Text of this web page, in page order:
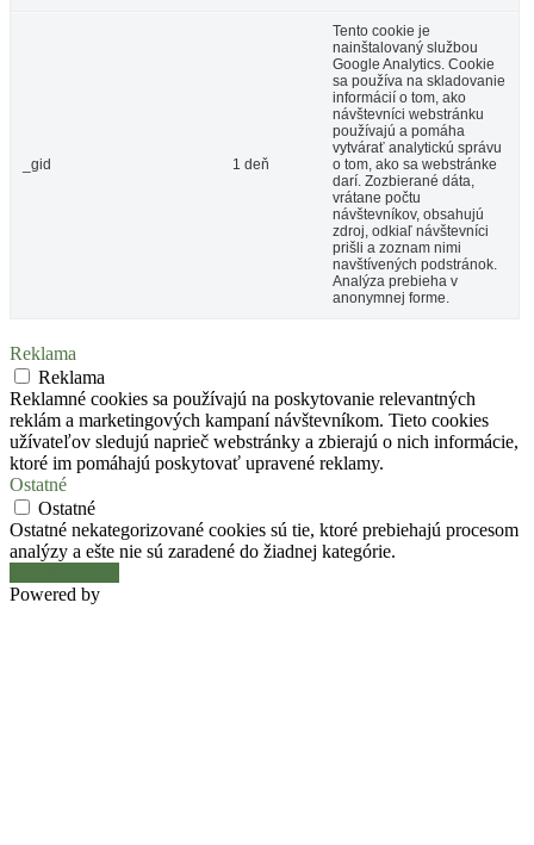
_gid 1 deň
Tento cookie je
nainštalovaný službou
Google Analytics. Cookie
sa používa na skladovanie
informácií o tom, ako
návštevníci webstránku
používajú a pomáha
vytvárať analytickú správu
o tom, ako sa webstránke
darí. Zozbierané dáta,
vrátane počtu
návštevníkov, obsahujú
zdroj, odkiaľ návštevníci
prišli a zoznam nimi
navštívených podstránok.
Analýza prebieha v
anonymnej forme.
Reklama
Reklama
Reklamné cookies sa používajú na poskytovanie relevantných
reklám a marketingových kampaní návštevníkom. Tieto cookies
užívateľov sledujú naprieč webstránky a zbierajú o nich informácie,
ktoré im pomáhajú poskytovať upravené reklamy.
Ostatné
Ostatné
Ostatné nekategorizované cookies sú tie, ktoré prebiehajú procesom
analýzy a ešte nie sú zaradené do žiadnej kategórie.
Powered by